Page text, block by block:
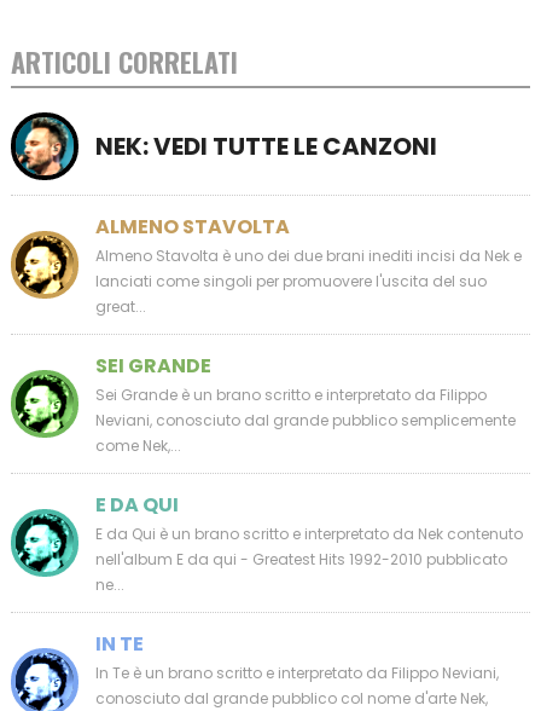
ARTICOLI CORRELATI
NEK: VEDI TUTTE LE CANZONI
ALMENO STAVOLTA
Almeno Stavolta è uno dei due brani inediti incisi da Nek e
lanciati come singoli per promuovere l'uscita del suo
great...
SEI GRANDE
Sei Grande è un brano scritto e interpretato da Filippo
Neviani, conosciuto dal grande pubblico semplicemente
come Nek,...
E DA QUI
E da Qui è un brano scritto e interpretato da Nek contenuto
nell'album E da qui - Greatest Hits 1992-2010 pubblicato
ne...
IN TE
In Te è un brano scritto e interpretato da Filippo Neviani,
conosciuto dal grande pubblico col nome d'arte Nek,